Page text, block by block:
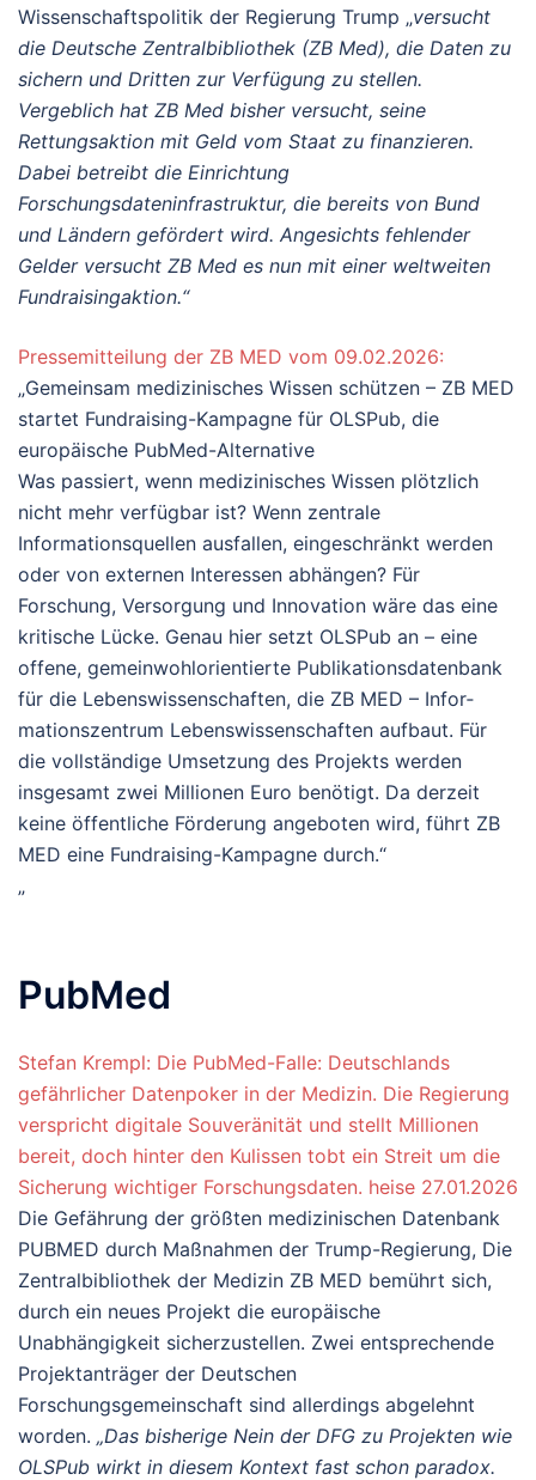
Wissenschaftspolitik der Regierung Trump „versucht
die Deutsche Zentralbibliothek (ZB Med), die Daten zu
sichern und Dritten zur Verfügung zu stellen.
Vergeblich hat ZB Med bisher versucht, seine
Rettungsaktion mit Geld vom Staat zu finanzieren.
Dabei betreibt die Einrichtung
Forschungsdateninfrastruktur, die bereits von Bund
und Ländern gefördert wird. Angesichts fehlender
Gelder versucht ZB Med es nun mit einer weltweiten
Fundraisingaktion.“
Pressemitteilung der ZB MED vom 09.02.2026:
„Gemeinsam medizinisches Wissen schützen – ZB MED
startet Fundraising-Kampagne für OLSPub, die
europäische PubMed-Alternative
Was passiert, wenn medizinisches Wissen plötzlich
nicht mehr verfügbar ist? Wenn zentrale
Informationsquellen ausfallen, eingeschränkt werden
oder von externen Interessen abhängen? Für
Forschung, Versorgung und Innovation wäre das eine
kritische Lücke. Genau hier setzt OLSPub an – eine
offene, gemeinwohlorientierte Publikationsdatenbank
für die Lebens­wissen­schaften, die ZB MED – Infor­
mations­zentrum Lebenswissenschaften aufbaut. Für
die vollständige Umsetzung des Projekts werden
insgesamt zwei Millionen Euro benötigt. Da derzeit
keine öffentliche Förderung angeboten wird, führt ZB
MED eine Fundraising-Kampagne durch.“
„
PubMed
Stefan Krempl: Die PubMed-Falle: Deutschlands
gefährlicher Datenpoker in der Medizin. Die Regierung
verspricht digitale Souveränität und stellt Millionen
bereit, doch hinter den Kulissen tobt ein Streit um die
Sicherung wichtiger Forschungsdaten. heise 27.01.2026
Die Gefährung der größten medizinischen Datenbank
PUBMED durch Maßnahmen der Trump-Regierung, Die
Zentralbibliothek der Medizin ZB MED bemührt sich,
durch ein neues Projekt die europäische
Unabhängigkeit sicherzustellen. Zwei entsprechende
Projektanträger der Deutschen
Forschungsgemeinschaft sind allerdings abgelehnt
worden. „Das bisherige Nein der DFG zu Projekten wie
OLSPub wirkt in diesem Kontext fast schon paradox.